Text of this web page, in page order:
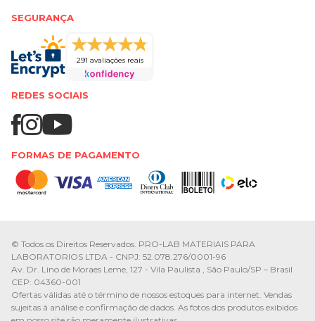
SEGURANÇA
291 avaliações reais
REDES SOCIAIS
FORMAS DE PAGAMENTO
© Todos os Direitos Reservados. PRO-LAB MATERIAIS PARA
LABORATORIOS LTDA - CNPJ: 52.078.276/0001-96
Av. Dr. Lino de Moraes Leme, 127 - Vila Paulista , São Paulo/SP – Brasil
CEP: 04360-001
Ofertas válidas até o término de nossos estoques para internet. Vendas
sujeitas à análise e confirmação de dados. As fotos dos produtos exibidos